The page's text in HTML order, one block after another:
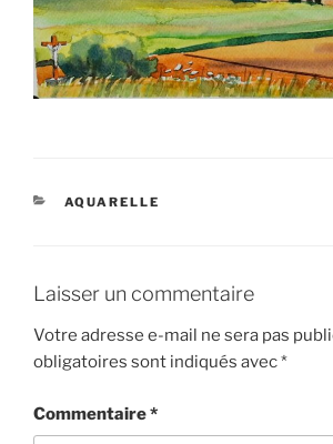
CATÉGORIES
AQUARELLE
Laisser un commentaire
Votre adresse e-mail ne sera pas
obligatoires sont indiqués avec*
Commentaire*